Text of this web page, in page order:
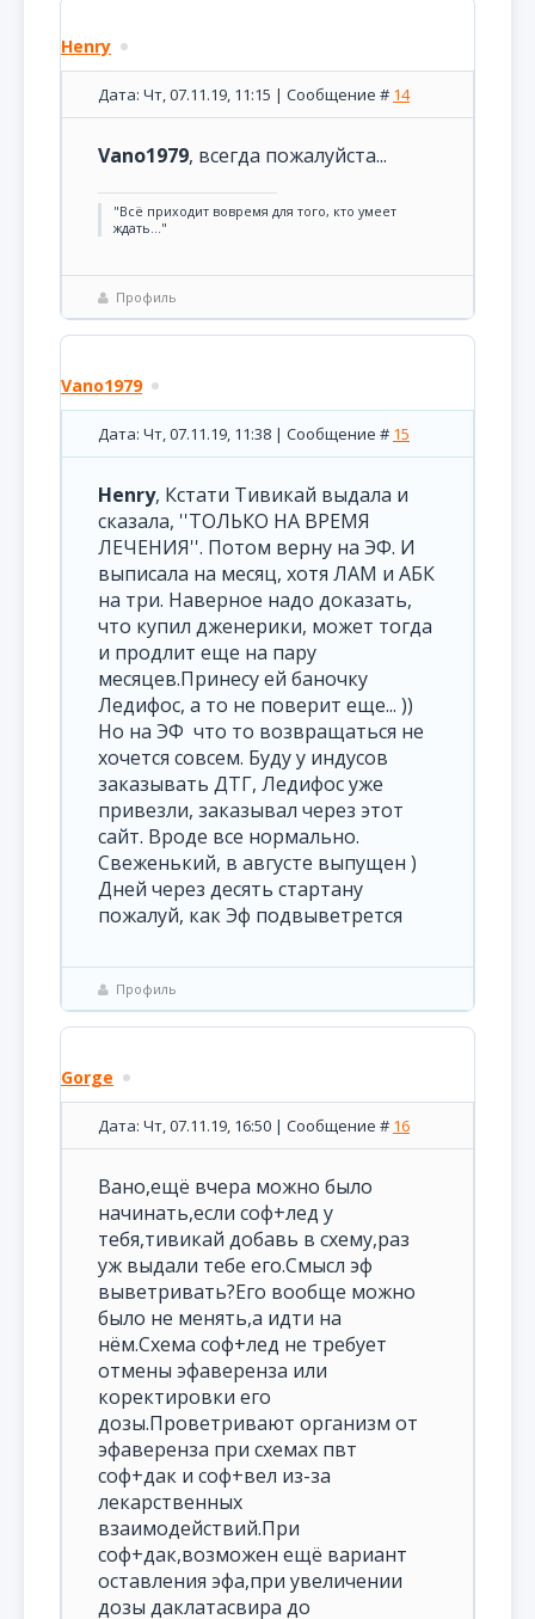
Henry
Дата: Чт, 07.11.19, 11:15 | Сообщение # 14
Vano1979, всегда пожалуйста...
"Всё приходит вовремя для того, кто умеет
ждать..."
Профиль
Vano1979
Дата: Чт, 07.11.19, 11:38 | Сообщение # 15
Henry, Кстати Тивикай выдала и
сказала, ''ТОЛЬКО НА ВРЕМЯ
ЛЕЧЕНИЯ''. Потом верну на ЭФ. И
выписала на месяц, хотя ЛАМ и АБК
на три. Наверное надо доказать,
что купил дженерики, может тогда
и продлит еще на пару
месяцев.Принесу ей баночку
Ледифос, а то не поверит еще... ))
Но на ЭФ что то возвращаться не
хочется совсем. Буду у индусов
заказывать ДТГ, Ледифос уже
привезли, заказывал через этот
сайт. Вроде все нормально.
Свеженький, в августе выпущен )
Дней через десять стартану
пожалуй, как Эф подвыветрется
Профиль
Gorge
Дата: Чт, 07.11.19, 16:50 | Сообщение # 16
Вано,ещё вчера можно было
начинать,если соф+лед у
тебя,тивикай добавь в схему,раз
уж выдали тебе его.Смысл эф
выветривать?Его вообще можно
было не менять,а идти на
нём.Схема соф+лед не требует
отмены эфаверенза или
коректировки его
дозы.Проветривают организм от
эфаверенза при схемах пвт
соф+дак и соф+вел из-за
лекарственных
взаимодействий.При
соф+дак,возможен ещё вариант
оставления эфа,при увеличении
дозы даклатасвира до